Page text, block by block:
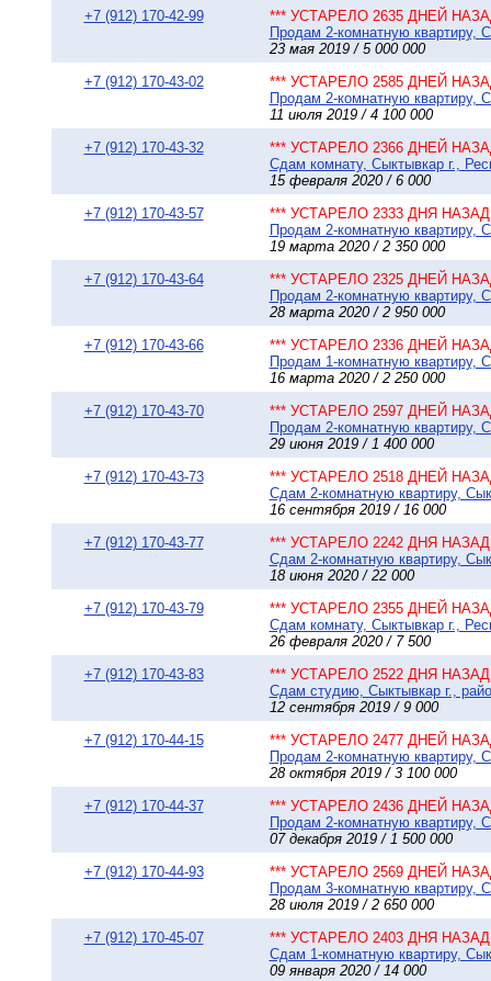
+7 (912) 170-42-99
*** УСТАРЕЛО 2635 ДНЕЙ
Продам 2-комнатную квартиру,
23 мая 2019 / 5 000 000
+7 (912) 170-43-02
*** УСТАРЕЛО 2585 ДНЕЙ
Продам 2-комнатную квартиру,
11 июля 2019 / 4 100 000
+7 (912) 170-43-32
*** УСТАРЕЛО 2366 ДНЕЙ
Сдам комнату, Сыктывкар г.,
15 февраля 2020 / 6 000
+7 (912) 170-43-57
*** УСТАРЕЛО 2333 ДНЯ НАЗАД
Продам 2-комнатную квартиру,
19 марта 2020 / 2 350 000
+7 (912) 170-43-64
*** УСТАРЕЛО 2325 ДНЕЙ
Продам 2-комнатную квартиру,
28 марта 2020 / 2 950 000
+7 (912) 170-43-66
*** УСТАРЕЛО 2336 ДНЕЙ
Продам 1-комнатную квартиру,
16 марта 2020 / 2 250 000
+7 (912) 170-43-70
*** УСТАРЕЛО 2597 ДНЕЙ
Продам 2-комнатную квартиру,
29 июня 2019 / 1 400 000
+7 (912) 170-43-73
*** УСТАРЕЛО 2518 ДНЕЙ
Сдам 2-комнатную квартиру,
16 сентября 2019 / 16 000
+7 (912) 170-43-77
*** УСТАРЕЛО 2242 ДНЯ НАЗАД
Сдам 2-комнатную квартиру,
18 июня 2020 / 22 000
+7 (912) 170-43-79
*** УСТАРЕЛО 2355 ДНЕЙ
Сдам комнату, Сыктывкар г.,
26 февраля 2020 / 7 500
+7 (912) 170-43-83
*** УСТАРЕЛО 2522 ДНЯ НАЗАД
Сдам студию, Сыктывкар г.,
12 сентября 2019 / 9 000
+7 (912) 170-44-15
*** УСТАРЕЛО 2477 ДНЕЙ
Продам 2-комнатную квартиру,
28 октября 2019 / 3 100 000
+7 (912) 170-44-37
*** УСТАРЕЛО 2436 ДНЕЙ
Продам 2-комнатную квартиру,
07 декабря 2019 / 1 500 000
+7 (912) 170-44-93
*** УСТАРЕЛО 2569 ДНЕЙ
Продам 3-комнатную квартиру,
28 июля 2019 / 2 650 000
+7 (912) 170-45-07
*** УСТАРЕЛО 2403 ДНЯ НАЗАД
Сдам 1-комнатную квартиру,
09 января 2020 / 14 000